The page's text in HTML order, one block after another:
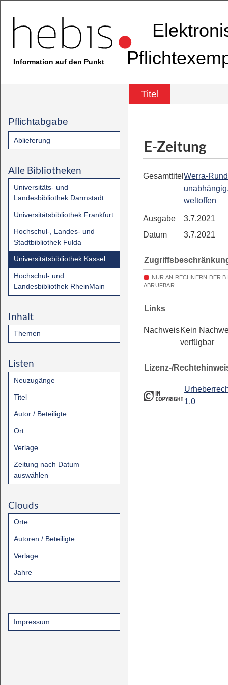
Information auf den Punkt
Titel
Pflichtabgabe
Ablieferung
Alle Bibliotheken
Universitäts- und
Landesbibliothek Darmstadt
Universitätsbibliothek Frankfurt
Hochschul-, Landes- und
Stadtbibliothek Fulda
Universitätsbibliothek Kassel
Hochschul- und
Landesbibliothek RheinMain
Inhalt
Themen
Listen
Neuzugänge
Titel
Autor / Beteiligte
Ort
Verlage
Zeitung nach Datum
auswählen
Clouds
Orte
Autoren / Beteiligte
Verlage
Jahre
Impressum
E-Zeitung
Gesamttitel Werra-
weltoffen
Ausgabe
3.7.2021
Datum
3.7.2021
NUR AN RECHNERN DER
ABRUFBAR
Links
NachweisKein
verfügbar
Lizenz-/
1.0